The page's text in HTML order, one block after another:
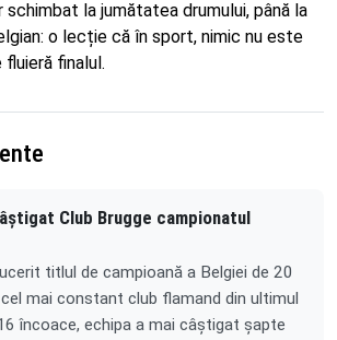
schimbat la jumătatea drumului, până la
o lecție că în sport, nimic nu este
fluieră finalul.
Club Brugge campionatul
titlul de campioană a Belgiei de 20
mai constant club flamand din ultimul
încoace, echipa a mai câștigat șapte